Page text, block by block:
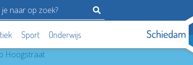
Sport Onderwijs